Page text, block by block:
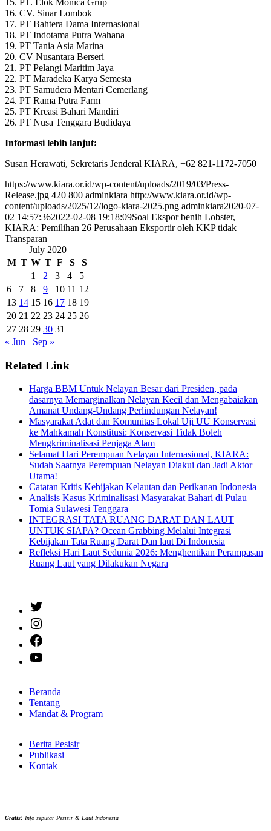
16. CV. Sinar Lombok
17. PT Bahtera Dama Internasional
18. PT Indotama Putra Wahana
19. PT Tania Asia Marina
20. CV Nusantara Berseri
21. PT Pelangi Maritim Jaya
22. PT Maradeka Karya Semesta
23. PT Samudera Mentari Cemerlang
24. PT Rama Putra Farm
25. PT Kreasi Bahari Mandiri
26. PT Nusa Tenggara Budidaya
Informasi lebih lanjut:
Susan Herawati, Sekretaris Jenderal KIARA, +62 821-1172-7050
https://www.kiara.or.id/wp-content/uploads/2019/03/Press-
Release.jpg 420 800 adminkiara http://www.kiara.or.id/wp-
content/uploads/2025/12/logo-kiara-2025.png adminkiara2020-07-
02 14:57:362022-02-08 19:18:09Soal Ekspor benih Lobster,
KIARA: Pemilihan 26 Perusahaan Eksportir oleh KKP tidak
Transparan
July 2020
M T W T F S
S
1
2 3 4
5
6
7 8 9 10 11 12
13 14 15 16 17 18 19
20 21 22 23 24 25 26
27 28 29 30 31
« Jun
Sep »
Related Link
Harga BBM Untuk Nelayan Besar dari Presiden, pada
dasarnya Memarginalkan Nelayan Kecil dan Mengabaiakan
Amanat Undang-Undang Perlindungan Nelayan!
Masyarakat Adat dan Komunitas Lokal Uji UU Konservasi
ke Mahkamah Konstitusi: Konservasi Tidak Boleh
Mengkriminalisasi Penjaga Alam
Selamat Hari Perempuan Nelayan Internasional, KIARA:
Sudah Saatnya Perempuan Nelayan Diakui dan Jadi Aktor
Utama!
Catatan Kritis Kebijakan Kelautan dan Perikanan Indonesia
Analisis Kasus Kriminalisasi Masyarakat Bahari di Pulau
Tomia Sulawesi Tenggara
INTEGRASI TATA RUANG DARAT DAN LAUT
UNTUK SIAPA? Ocean Grabbing Melalui Integrasi
Kebijakan Tata Ruang Darat Dan laut Di Indonesia
Refleksi Hari Laut Sedunia 2026: Menghentikan Perampasan
Ruang Laut yang Dilakukan Negara
Beranda
Tentang
Mandat & Program
Berita Pesisir
Publikasi
Kontak
Gratis! Info seputar Pesisir & Laut Indonesia